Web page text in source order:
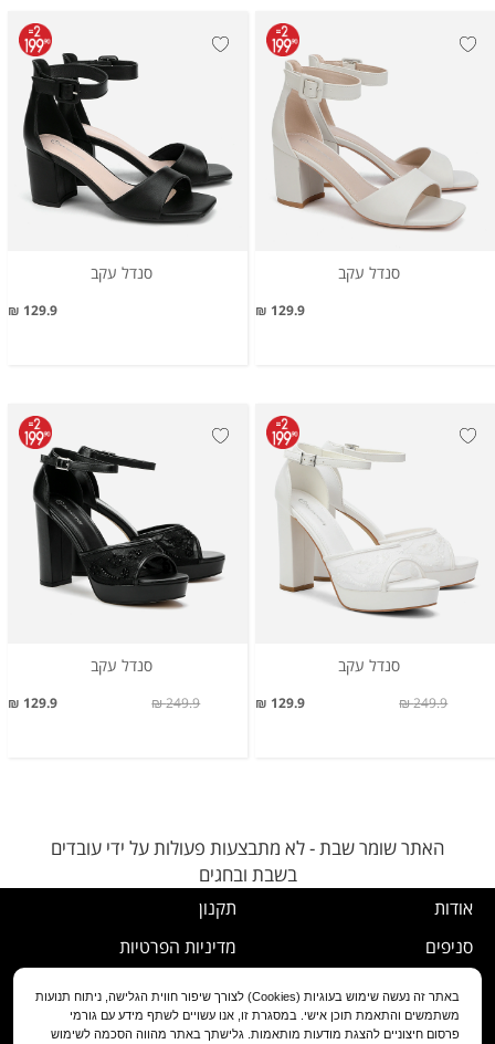
סנדל עקב
129.9 ₪
סנדל עקב
129.9 ₪
סנדל עקב
129.9 ₪ 249.9 ₪
סנדל עקב
129.9 ₪ 249.9 ₪
האתר שומר שבת - לא מתבצעות פעולות על ידי עובדים
בשבת ובחגים
אודות
סניפים
שירות לקוחות
תקנון
מדיניות הפרטיות
נוהל ביטול עסקה
מדיניות החלפה/החזרה/ביטול
באתר זה נעשה שימוש בעוגיות (Cookies) לצורך שיפור חווית הגלישה, ניתוח תנועות
משתמשים והתאמת תוכן אישי. במסגרת זו, אנו עשויים לשתף מידע עם גורמי
פרסום חיצוניים להצגת מודעות מותאמות. גלישתך באתר מהווה הסכמה לשימוש